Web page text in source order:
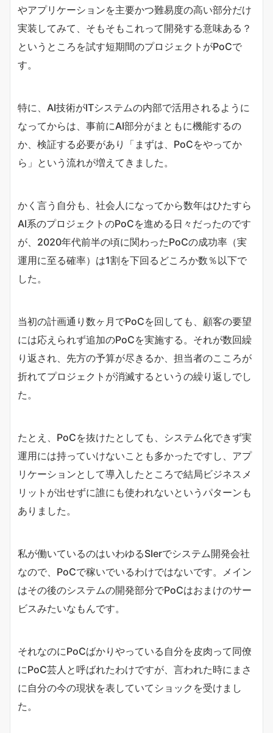
やアプリケーションを主要かつ難易度の高い部分だけ
実装してみて、そもそもこれって開発する意味ある？
というところを試す短期間のプロジェクトがPoCで
す。
特に、AI技術がITシステムの内部で活用されるように
なってからは、事前にAI部分がまともに機能するの
か、検証する必要があり「まずは、PoCをやってか
ら」という流れが増えてきました。
かく言う自分も、社会人になってから数年はひたすら
AI系のプロジェクトのPoCを進める日々だったのです
が、2020年代前半の頃に関わったPoCの成功率（実
運用に至る確率）は1割を下回るどころか数％以下で
した。
当初の計画通り数ヶ月でPoCを回しても、顧客の要望
には応えられず追加のPoCを実施する。それが数回繰
り返され、先方の予算が尽きるか、担当者のこころが
折れてプロジェクトが消滅するというの繰り返しでし
た。
たとえ、PoCを抜けたとしても、システム化できず実
運用には持っていけないことも多かったですし、アプ
リケーションとして導入したところで結局ビジネスメ
リットが出せずに誰にも使われないというパターンも
ありました。
私が働いているのはいわゆるSIerでシステム開発会社
なので、PoCで稼いでいるわけではないです。メイン
はその後のシステムの開発部分でPoCはおまけのサー
ビスみたいなもんです。
それなのにPoCばかりやっている自分を皮肉って同僚
にPoC芸人と呼ばれたわけですが、言われた時にまさ
に自分の今の現状を表していてショックを受けまし
た。